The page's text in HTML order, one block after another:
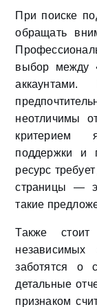
При поиске
обращать
выбор между
неотличимы
критерием
поддержки и
ресурс
страницы —
такие
Также
заботятся о
детальные
признаком